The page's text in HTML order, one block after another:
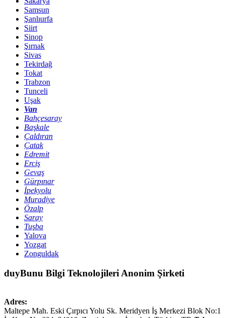
Samsun
Şanlıurfa
Siirt
Sinop
Şırnak
Sivas
Tekirdağ
Tokat
Trabzon
Tunceli
Uşak
Van
Bahçesaray
Başkale
Çaldıran
Çatak
Edremit
Erciş
Gevaş
Gürpınar
İpekyolu
Muradiye
Özalp
Saray
Tuşba
Yalova
Yozgat
Zonguldak
duyBunu Bilgi Teknolojileri Anonim Şirketi
Adres:
Maltepe Mah. Eski Çırpıcı Yolu Sk. Meridyen İş Merkezi Blok No:1